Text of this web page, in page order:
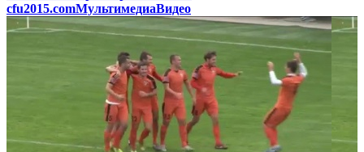
cfu2015.comМультимедиаВидео